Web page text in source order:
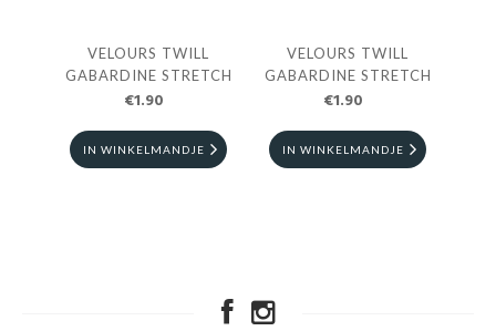
VELOURS TWILL
GABARDINE STRETCH
€1.90
IN WINKELMANDJE
VELOURS TWILL
GABARDINE STRETCH
€1.90
IN WINKELMANDJE